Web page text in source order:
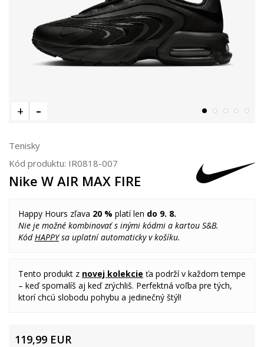
Tenisky
Kód produktu: IR0818-007
Nike W AIR MAX FIRE
Happy Hours zľava 20 % platí len do 9. 8.
Nie je možné kombinovať s inými kódmi a kartou S&B.
KódHAPPYsa uplatní automaticky v košíku.
Tento produkt z novej kolekcie ťa podrží v každom tempe
– keď spomalíš aj keď zrýchliš. Perfektná voľba pre tých,
ktorí chcú slobodu pohybu a jedinečný štýl!
119,99 EUR